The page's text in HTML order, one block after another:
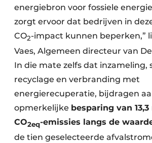
energiebron voor fossiele
zorgt ervoor dat bedrijven in
CO2-impact kunnen beperken,”
Vaes, Algemeen directeur van
In die mate zelfs dat inzameling,
recyclage en verbranding met
energierecuperatie, bijdragen
opmerkelijke besparing van
CO2eq-emissies langs de
de tien geselecteerde